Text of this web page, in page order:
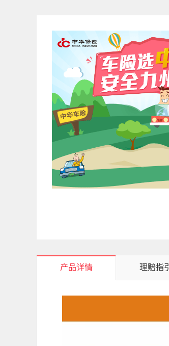
产品详情 理赔指引